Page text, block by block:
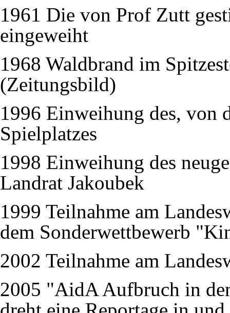
1961 Die von Prof Zutt
eingeweiht
1968 Waldbrand im
(Zeitungsbild)
1996 Einweihung des, von
Spielplatzes
1998 Einweihung des
Landrat Jakoubek
1999 Teilnahme am
dem Sonderwettbewerb
2002 Teilnahme am
2005 "AidA Aufbruch in